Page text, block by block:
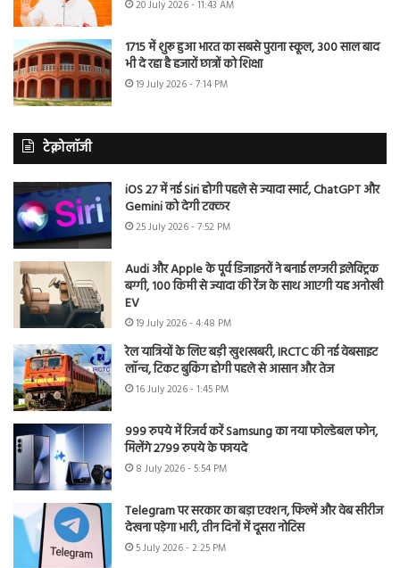
20 July 2026 - 11:43 AM
1715 में शुरू हुआ भारत का सबसे पुराना स्कूल, 300 साल बाद
भी दे रहा है हजारों छात्रों को शिक्षा
19 July 2026 - 7:14 PM
टेक्नोलॉजी
iOS 27 में नई Siri होगी पहले से ज्यादा स्मार्ट, ChatGPT और
Gemini को देगी टक्कर
25 July 2026 - 7:52 PM
Audi और Apple के पूर्व डिजाइनरों ने बनाई लग्जरी इलेक्ट्रिक
बग्गी, 100 किमी से ज्यादा की रेंज के साथ आएगी यह अनोखी
EV
19 July 2026 - 4:48 PM
रेल यात्रियों के लिए बड़ी खुशखबरी, IRCTC की नई वेबसाइट
लॉन्च, टिकट बुकिंग होगी पहले से आसान और तेज
16 July 2026 - 1:45 PM
999 रुपये में रिजर्व करें Samsung का नया फोल्डेबल फोन,
मिलेंगे 2799 रुपये के फायदे
8 July 2026 - 5:54 PM
Telegram पर सरकार का बड़ा एक्शन, फिल्में और वेब सीरीज
देखना पड़ेगा भारी, तीन दिनों में दूसरा नोटिस
5 July 2026 - 2:25 PM